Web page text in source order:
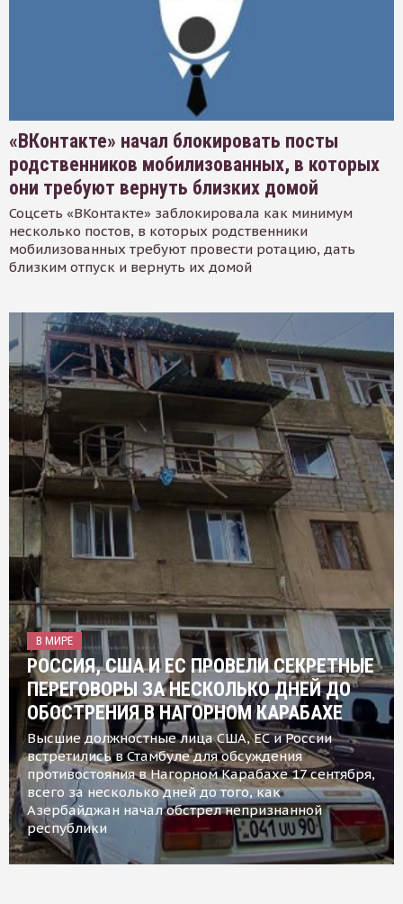
«ВКонтакте» начал блокировать посты
родственников мобилизованных, в которых
они требуют вернуть близких домой
Соцсеть «ВКонтакте» заблокировала как минимум
несколько постов, в которых родственники
мобилизованных требуют провести ротацию, дать
близким отпуск и вернуть их домой
В МИРЕ
РОССИЯ, США И ЕС ПРОВЕЛИ СЕКРЕТНЫЕ
ПЕРЕГОВОРЫ ЗА НЕСКОЛЬКО ДНЕЙ ДО
ОБОСТРЕНИЯ В НАГОРНОМ КАРАБАХЕ
Высшие должностные лица США, ЕС и России
встретились в Стамбуле для обсуждения
противостояния в Нагорном Карабахе 17 сентября,
всего за несколько дней до того, как
Азербайджан начал обстрел непризнанной
республики